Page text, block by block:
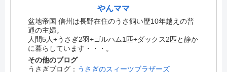
やんママ
盆地帝国 信州は長野在住のうさ飼い歴10年越えの普
通の主婦。
人間5人+うさぎ2羽+ゴルハム1匹+ダックス2匹と静か
に暮らしています・・・。
その他のブログ
うさぎブログ： うさぎのスィーツブラザーズ